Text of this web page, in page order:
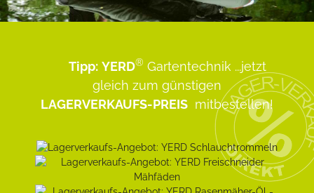
Tipp: YERD® Gartentechnik ...jetzt
gleich zum günstigen
LAGERVERKAUFS-PREIS mitbestellen!